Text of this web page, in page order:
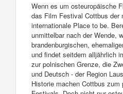
Wenn es um osteuropäische
das Film Festival Cottbus der
internationale Place to be.
unmittelbar nach der Wende,
brandenburgischen,
und findet seitdem alljährlich
zur polnischen Grenze, die
und Deutsch - der Region
Historie machen Cottbus